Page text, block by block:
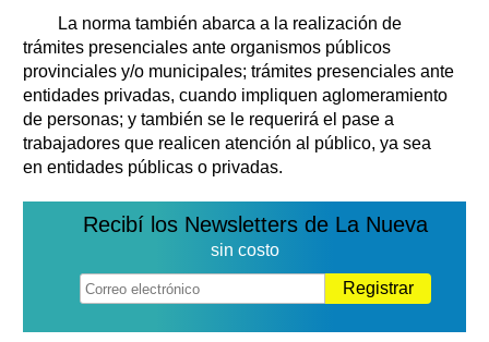
La norma también abarca a la realización de
trámites presenciales ante organismos públicos
provinciales y/o municipales; trámites presenciales ante
entidades privadas, cuando impliquen aglomeramiento
de personas; y también se le requerirá el pase a
trabajadores que realicen atención al público, ya sea
en entidades públicas o privadas.
Recibí los Newsletters de La Nueva
sin costo
Registrar